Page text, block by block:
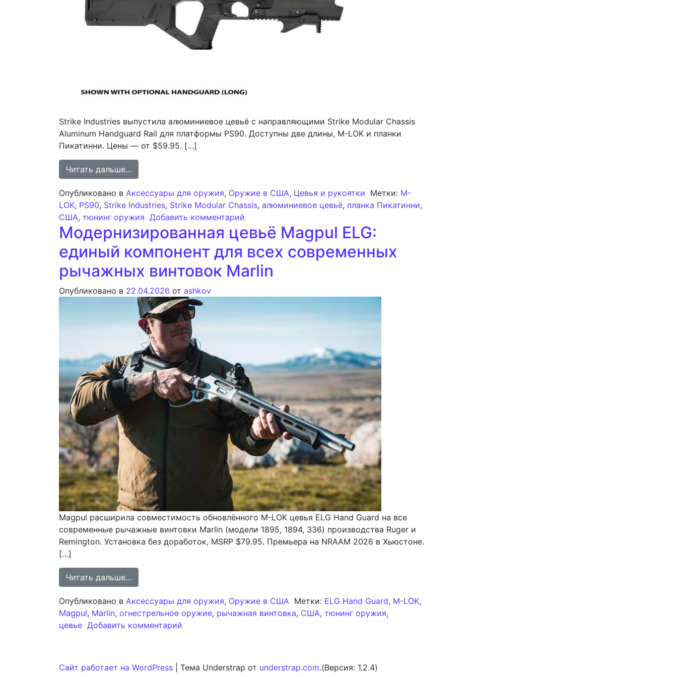
Strike Industries выпустила алюминиевое цевьё с направляющими Strike Modular Chassis
Aluminum Handguard Rail для платформы PS90. Доступны две длины, M-LOK и планки
Пикатинни. Цены — от $59.95. […]
Читать дальше…
Опубликовано в Аксессуары для оружия, Оружие в США, Цевья и рукоятки Метки: M-
LOK, PS90, Strike Industries, Strike Modular Chassis, алюминиевое цевьё, планка Пикатинни,
США, тюнинг оружия Добавить комментарий
Модернизированная цевьё Magpul ELG:
единый компонент для всех современных
рычажных винтовок Marlin
Опубликовано в 22.04.2026 от ashkov
Magpul расширила совместимость обновлённого M-LOK цевья ELG Hand Guard на все
современные рычажные винтовки Marlin (модели 1895, 1894, 336) производства Ruger и
Remington. Установка без доработок, MSRP $79.95. Премьера на NRAAM 2026 в Хьюстоне.
[…]
Читать дальше…
Опубликовано в Аксессуары для оружия, Оружие в США Метки: ELG Hand Guard, M-LOK,
Magpul, Marlin, огнестрельное оружие, рычажная винтовка, США, тюнинг оружия,
цевье Добавить комментарий
Сайт работает на WordPress Тема Understrap от understrap.com.(Версия: 1.2.4)